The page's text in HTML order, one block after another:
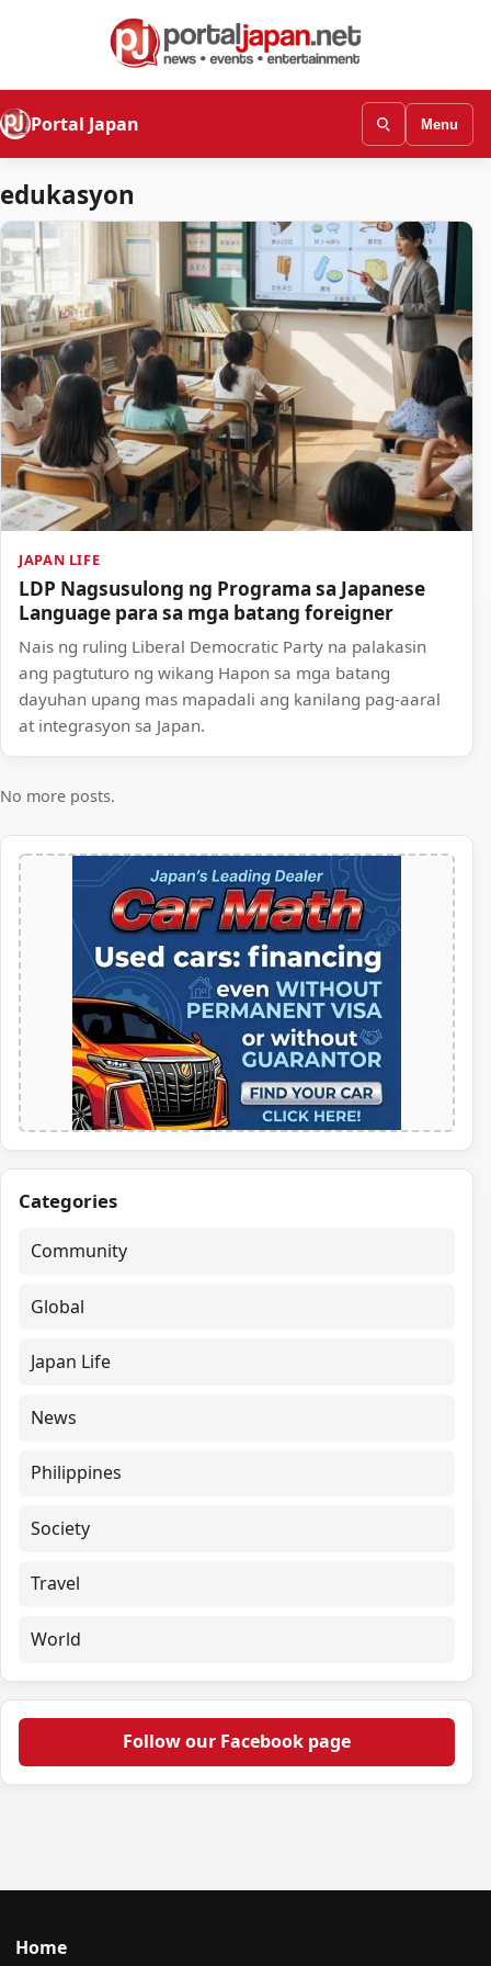
Portal Japan Menu
edukasyon
JAPAN LIFE
LDP Nagsusulong ng Programa sa Japanese
Language para sa mga batang foreigner
Nais ng ruling Liberal Democratic Party na palakasin
ang pagtuturo ng wikang Hapon sa mga batang
dayuhan upang mas mapadali ang kanilang pag-aaral
at integrasyon sa Japan.
No more posts.
Categories
Community
Global
Japan Life
News
Philippines
Society
Travel
World
Follow our Facebook page
Home